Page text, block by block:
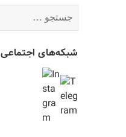
برای:
شبکه‌های اجتماعی